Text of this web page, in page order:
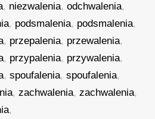
, niezwalenia,odchwalenia,
, podsmalenia, podsmalenia,
, przepalenia, przewalenia,
, przypalenia, przywalenia,
,spoufalenia,spoufalenia,
,zachwalenia,zachwalenia,
,